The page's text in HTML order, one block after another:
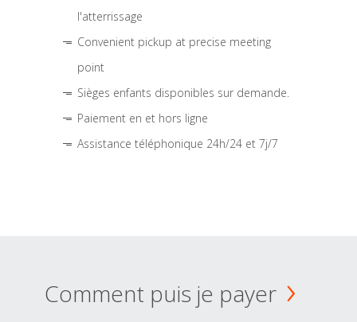
l'atterrissage
Convenient pickup at precise meeting
point
Sièges enfants disponibles sur demande.
Paiement en et hors ligne
Assistance téléphonique 24h/24 et 7j/7
Comment puis je payer